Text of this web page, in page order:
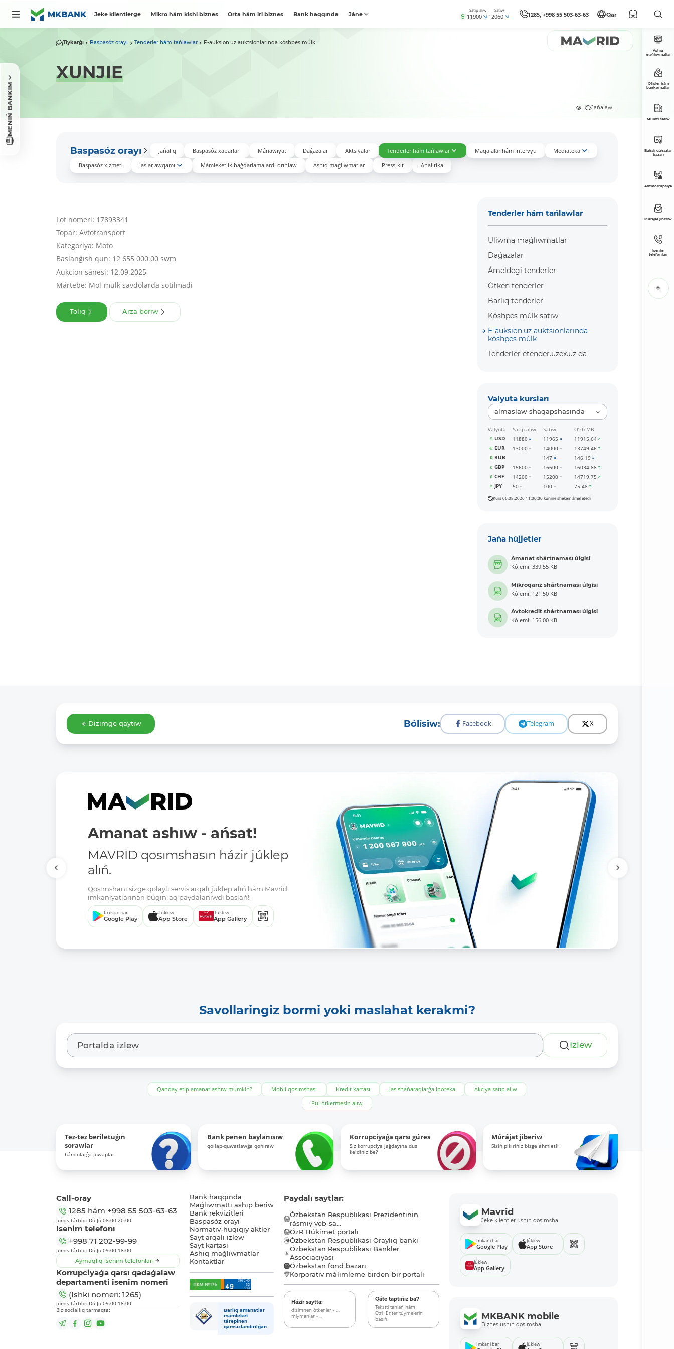
Jeke klientlerge Mikro hám kishi biznes Orta hám iri biznes Bank haqqında Jáne
Satıp alıw
11900
Satıw
12060 1285, +998 55 503-63-63 Qar
MENIŃ BANKIM
Tiykarǵı Baspasóz orayı Tenderler hám tańlawlar E-auksion.uz auktsionlarında kóshpes múlk
XUNJIE
... Jańalaw: ...
Baspasóz orayı Jańalıq Baspasóz xabarları Mánawiyat Daǵazalar Aktsiyalar Tenderler hám tańlawlar Maqalalar hám intervyu
Mediateka
Baspasóz xızmeti
Jaslar awqamı Mámleketlik baǵdarlamalardı orınlaw Ashıq maǵlıwmatlar Press-kit Analitika
Lot nomeri: 17893341
Topar: Avtotransport
Kategoriya: Moto
Baslanǵısh qun: 12 655 000.00 swm
Aukcion sánesi: 12.09.2025
Mártebe: Mol-mulk savdolarda sotilmadi
Tolıq Arza beriw
Tenderler hám tańlawlar
Uliwma maǵlıwmatlar
Daǵazalar
Ámeldegi tenderler
Ótken tenderler
Barlıq tenderler
Kóshpes múlk satıw
E-auksion.uz auktsionlarında
kóshpes múlk
Tenderler etender.uzex.uz da
Valyuta kursları
almaslaw shaqapshasında
Valyuta Satıp alıw Satıw
O‘zb MB
USD
11880 11965
11915.64
EUR
13000 14000
13749.46
RUB
147
146.19
GBP
15600 16600
16034.88
CHF
14200 15200
14719.75
JPY
50 100 75.48
Kurs 06.08.2026 11:00:00 kúnine shekem ámel etedi
Jańa hújjetler
Amanat shártnaması úlgisi
Kólemi: 339.55 KB
Mikroqarız shártnaması úlgisi
Kólemi: 121.50 KB
Avtokredit shártnaması úlgisi
Kólemi: 156.00 KB
Dizimge qaytıw Bólisiw: Facebook Telegram X
Amanat ashıw - ańsat!
MAVRID qosımshasın házir júklep
alıń.
Qosımshanı sizge qolaylı servis arqalı júklep alıń hám Mavrid
imkaniyatlarınan búgin-aq paydalanıwdı baslań!:
Imkani bar
Google Play
Júklew
App Store
Júklew
App Gallery
Savollaringiz bormi yoki maslahat kerakmi?
Izlew
Qanday etip amanat ashıw múmkin? Mobil qosımshası Kredit kartası Jas shańaraqlarǵa ipoteka
Akciya satıp alıw
Pul ótkermesin alıw
Tez-tez beriletuǵın
sorawlar
hám olarǵa juwaplar
Bank penen baylanısıw
qollap-quwatlawǵa qońıraw
Korrupciyaǵa qarsı gúres
Siz korrupciya jaǵdayına dus
keldiniz be?
Múrájat jiberiw
Siziń pikirińiz bizge áhmietli
Ashıq
maǵlıwmatlar
Ofisler hám
bankomatlar
Múlkti satıw
Bahalı qaǵazlar
bazarı
Antikorrupsiya
Múrájat jiberiw
Isenim
telefonları
Call-oray
1285 hám +998 55 503-63-63
Jumıs tártibi: Dú-Ju 08:00-20:00
Isenim telefonı
+998 71 202-99-99
Jumıs tártibi: Dú-Ju 09:00-18:00
Aymaqlıq isenim telefonları
Korrupciyaǵa qarsı qadaǵalaw
departamenti isenim nomeri
(Ishki nomeri: 1265)
Jumıs tártibi: Dú-Ju 09:00-18:00
Biz sociallıq tarmaqta:
Bank haqqında
Maǵlıwmattı ashıp beriw
Bank rekvizitleri
Baspasóz orayı
Normativ-huqıqıy aktler
Sayt arqalı izlew
Sayt kartası
Ashıq maǵlıwmatlar
Kontaktlar
Barlıq amanatlar
mámleket
tárepinen
qamsızlandırılǵan
Paydalı saytlar:
Ózbekstan Respublikası Prezidentinin
rásmiy veb-sa...
ÓzR Húkimet portalı
Ózbekstan Respublikası Oraylıq banki
Ózbekstan Respublikası Bankler
Associaciyası
Ózbekstan fond bazarı
Korporativ málimleme birden-bir portalı
Házir saytta:
dizimnen ótkenler - ...,
miymanlar - ...
Qáte taptıńız ba?
Tekstti tanlań hám
Ctrl+Enter túymelerin
basıń.
Mavrid
Jeke klientler ushın qosımsha
Imkani bar
Google Play
Júklew
App Store
Júklew
App Gallery
MKBANK mobile
Biznes ushın qosımsha
Imkani bar Júklew